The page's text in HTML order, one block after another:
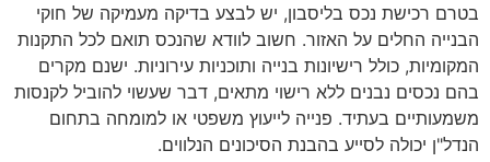
בטרם רכישת נכס בליסבון, יש לבצע בדיקה מעמיקה של חוקי
הבנייה החלים על האזור. חשוב לוודא שהנכס תואם לכל התקנות
המקומיות, כולל רישיונות בנייה ותוכניות עירוניות. ישנם מקרים
בהם נכסים נבנים ללא רישוי מתאים, דבר שעשוי להוביל לקנסות
משמעותיים בעתיד. פנייה לייעוץ משפטי או למומחה בתחום
הנדל"ן יכולה לסייע בהבנת הסיכונים הנלווים.